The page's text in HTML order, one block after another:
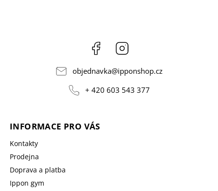
Facebook
objednavka@ipponshop.cz
+ 420 603 543 377
INFORMACE PRO VÁS
Kontakty
Prodejna
Doprava a platba
Ippon gym